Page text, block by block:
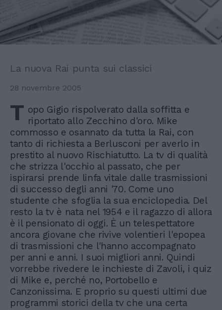
La nuova Rai punta sui classici
28 novembre 2005
T opo Gigio rispolverato dalla soffitta e
riportato allo Zecchino d'oro. Mike
commosso e osannato da tutta la Rai, con
tanto di richiesta a Berlusconi per averlo in
prestito al nuovo Rischiatutto. La tv di qualità
che strizza l'occhio al passato, che per
ispirarsi prende linfa vitale dalle trasmissioni
di successo degli anni '70. Come uno
studente che sfoglia la sua enciclopedia. Del
resto la tv è nata nel 1954 e il ragazzo di allora
è il pensionato di oggi. È un telespettatore
ancora giovane che rivive volentieri l'epopea
di trasmissioni che l'hanno accompagnato
per anni e anni. I suoi migliori anni. Quindi
vorrebbe rivedere le inchieste di Zavoli, i quiz
di Mike e, perché no, Portobello e
Canzonissima. E proprio su questi ultimi due
programmi storici della tv che una certa